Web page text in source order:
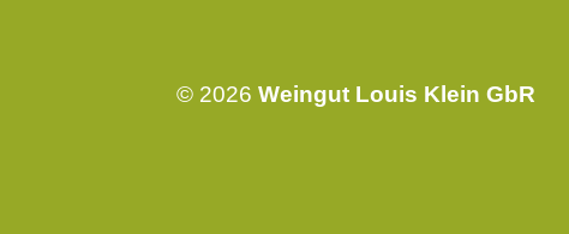
© 2026 Weingut Louis Klein GbR